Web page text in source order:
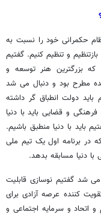
حکمرانی خود را نسبت به
و تنظیم کنیم. گفتیم
که بزرگترین هنر توسعه و
مطرح بود و دنبال می شد
دولت انطباق گر داشته
و قضایی باید با دنیا
باید با دنیا منطبق باشیم.
در برنامه اول یک تیم ملی
دنیا مسابقه بدهد.
شد گفتیم نوسازی قابلیت
کننده عرصه آزادی برای
و سرمایه اجتماعی و